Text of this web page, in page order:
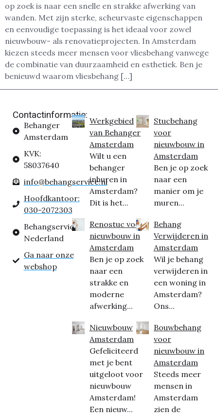
op zoek is naar een snelle en strakke afwerking van
wanden. Met zijn sterke, scheurvaste eigenschappen
en eenvoudige toepassing is het ideaal voor zowel
nieuwbouw- als renovatieprojecten. In Amsterdam
kiezen steeds meer mensen voor vliesbehang vanwege
de combinatie van duurzaamheid en esthetiek. Ben je
benieuwd waarom vliesbehang […]
Contactinformatie:
Behanger
Amsterdam
KVK:
58037640
info@behangservice.nl
Hoofdkantoor:
030-2072303
Behangservice
Nederland
Ga naar onze
webshop
Werkgebied
van Behanger
Amsterdam
Wilt u een
behanger
inhuren in
Amsterdam?
Dit is het...
Renostuc voor
nieuwbouw in
Amsterdam
Ben je op zoek
naar een
strakke en
moderne
afwerking...
Nieuwbouw
Amsterdam
Gefeliciteerd
met je bent
uitgeloot voor
nieuwbouw
Amsterdam!
Een nieuw...
Stucbehang
voor
nieuwbouw in
Amsterdam
Ben je op zoek
naar een
manier om je
muren...
Behang
Verwijderen in
Amsterdam
Wil je behang
verwijderen in
een woning in
Amsterdam?
Ons...
Bouwbehang
voor
nieuwbouw in
Amsterdam
Steeds meer
mensen in
Amsterdam
zien de